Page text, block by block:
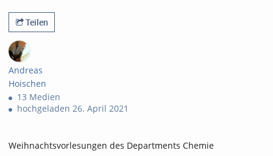
views
Kommentare
likes
favoritesTeilen
Andreas
Hoischen
13 Medien
hochgeladen 26. April 2021
Weihnachtsvorlesungen des Departments Chemie